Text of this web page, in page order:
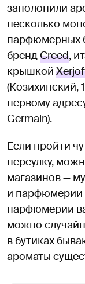
заполонили
несколько
парфюмерных
брендCreed,
крышкой
(Козихинский,
первому
Germain).
Если пройти
переулку,
магазинов —
и парфюмерии
парфюмерии
можно
в бутиках
ароматы